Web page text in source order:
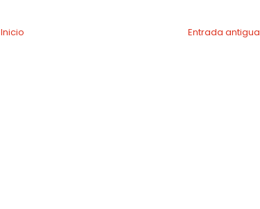
Entrada antigua
Inicio